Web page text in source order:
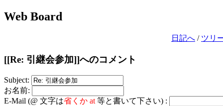
Web Board
日記へ / ツリ
[[Re: 引継会参加]]へのコメント
Subject:
お名前:
E-Mail (@ 文字は省くか at 等と書いて下さい) :